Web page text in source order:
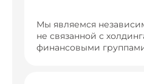
Мы являемся
не связанной с
финансовыми